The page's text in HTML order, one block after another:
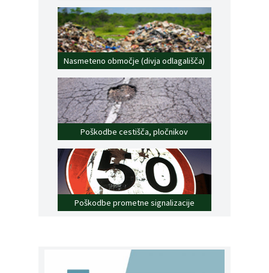
Nasmeteno območje (divja odlagališča)
Poškodbe cestišča, pločnikov
Poškodbe prometne signalizacije